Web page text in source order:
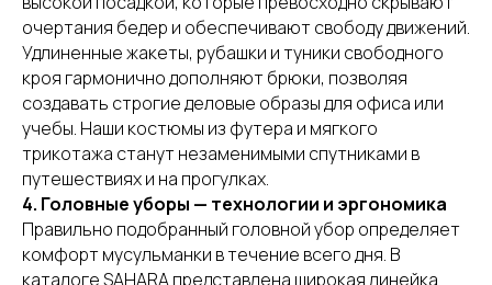
очертания бедер и обеспечивают свободу движений.
Удлиненные жакеты, рубашки и туники свободного
кроя гармонично дополняют брюки, позволяя
создавать строгие деловые образы для офиса или
учебы. Наши костюмы из футера и мягкого
трикотажа станут незаменимыми спутниками в
путешествиях и на прогулках.
4. Головные уборы — технологии и эргономика
Правильно подобранный головной убор определяет
комфорт мусульманки в течение всего дня. В
каталоге SAHARA представлена широкая линейка